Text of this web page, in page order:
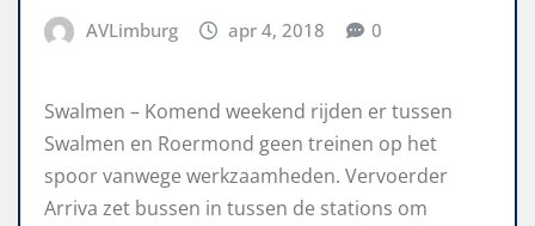
AVLimburg apr 4, 2018 0
Swalmen – Komend weekend rijden er tussen
Swalmen en Roermond geen treinen op het
spoor vanwege werkzaamheden. Vervoerder
Arriva zet bussen in tussen de stations om